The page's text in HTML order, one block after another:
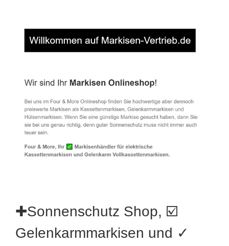
✚Sonnenschutz Shop, ☑️
Gelenkarmmarkisen und ✓